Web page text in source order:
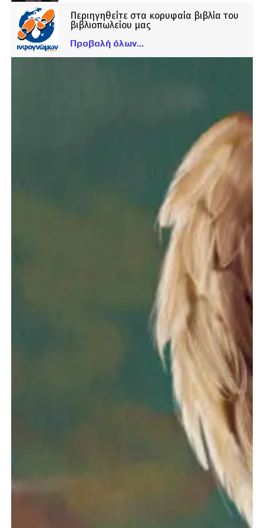
Περιηγηθείτε στα κορυφαία βιβλία του
βιβλιοπωλείου μας
Προβολή όλων